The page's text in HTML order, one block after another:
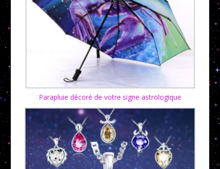
Parapluie décoré de votre signe astrologique